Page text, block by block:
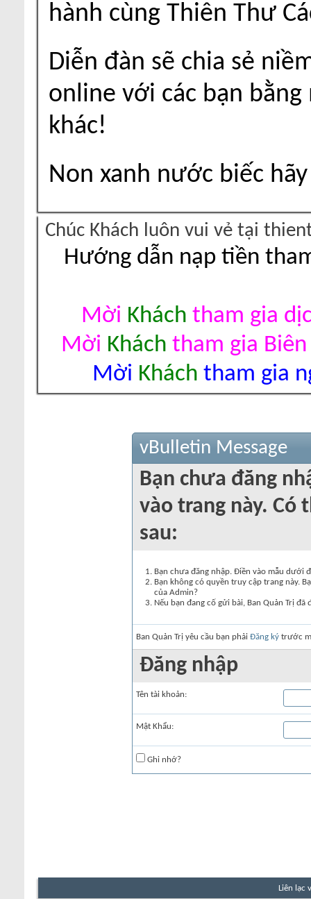
hành cùng Thiên Thư
Diễn đàn sẽ chia sẻ
online với các bạn
khác!
Non xanh nước biếc
Chúc Khách luôn vui vẻ tại
Hướng dẫn nạp tiền
Mời Khách tham gia
Mời Khách tham gia
Mời Khách tham gia
vBulletin Message
Bạn chưa đăng
vào trang này. Có
sau:
Bạn chưa đăng nhập. Điền vào mẫu dưới
Bạn không có quyền truy cập trang này.
của Admin?
Nếu bạn đang cố gửi bài, Ban Quản Trị
Ban Quản Trị yêu cầu bạn phải Đăng ký trước
Đăng nhập
Tên tài khoản:
Mật Khẩu:
Ghi nhớ?
Liên lạc